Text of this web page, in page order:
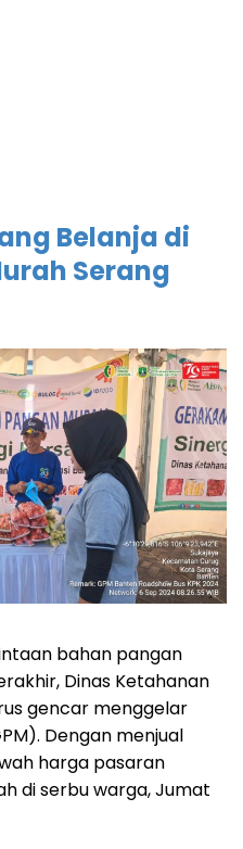
Belanja di
Serang
bahan pangan
Dinas Ketahanan
gencar menggelar
Dengan menjual
harga pasaran
di serbu warga, Jumat